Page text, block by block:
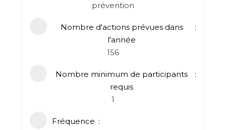
prévention
Nombre d'actions prévues dans
l'année
156
Nombre minimum de participants
requis
1
Fréquence